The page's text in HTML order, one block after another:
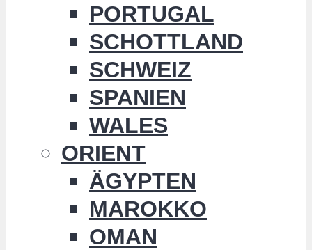
PORTUGAL
SCHOTTLAND
SCHWEIZ
SPANIEN
WALES
ORIENT
ÄGYPTEN
MAROKKO
OMAN